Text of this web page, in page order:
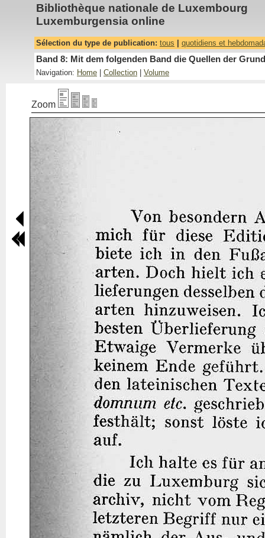
Bibliothèque nationale de Luxembourg
Luxemburgensia online
Sélection du type de publication: tous quotidiens et
Band 8: Mit dem folgenden Band die Quellen der
Navigation: Home Collection Volume
Zoom